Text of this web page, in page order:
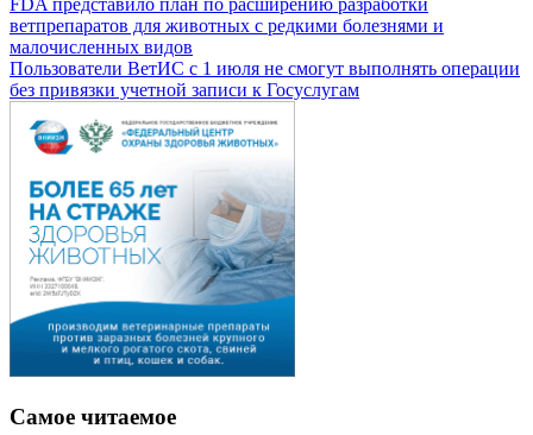
ветпрепаратов для животных с редкими болезнями и
малочисленных видов
Пользователи ВетИС с 1 июля не смогут выполнять операции
без привязки учетной записи к Госуслугам
Самое читаемое